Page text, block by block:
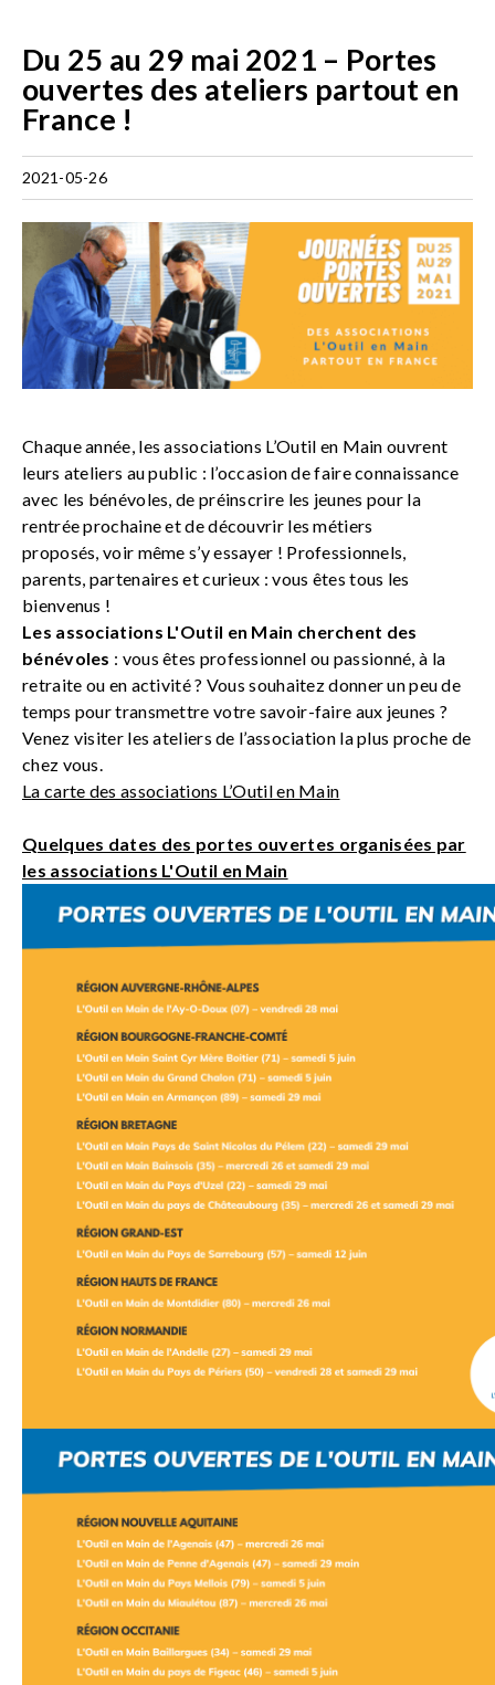
Du 25 au 29 mai 2021 – Portes
ouvertes des ateliers partout en
France !
2021-05-26
Chaque année, les associations L’Outil en Main ouvrent
leurs ateliers au public : l’occasion de faire connaissance
avec les bénévoles, de préinscrire les jeunes pour la
rentrée prochaine et de découvrir les métiers
proposés, voir même s’y essayer ! Professionnels,
parents, partenaires et curieux : vous êtes tous les
bienvenus !
Les associations L'Outil en Main cherchent des
bénévoles : vous êtes professionnel ou passionné, à la
retraite ou en activité ? Vous souhaitez donner un peu de
temps pour transmettre votre savoir-faire aux jeunes ?
Venez visiter les ateliers de l’association la plus proche de
chez vous.
La carte des associations L’Outil en Main
Quelques dates des portes ouvertes organisées par
les associations L'Outil en Main